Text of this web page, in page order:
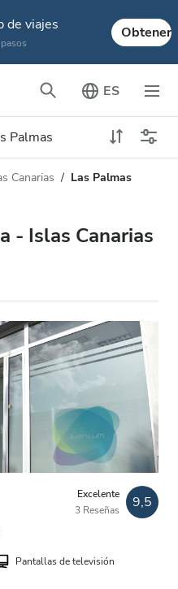
de viajes Obtener
ES
Palmas
Canarias Las Palmas
- Islas Canarias
Excelente
3 Reseñas
9,5
Pantallas de televisión